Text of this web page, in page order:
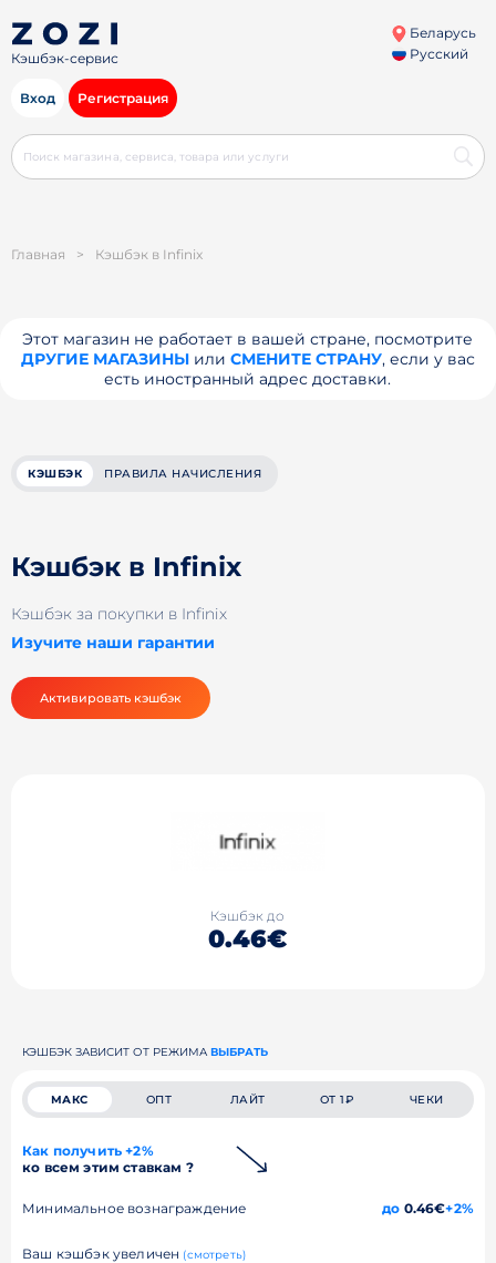
Кэшбэк-сервис
Беларусь
Русский
Вход Регистрация
Главная > Кэшбэк в Infinix
Этот магазин не работает в вашей стране, посмотрите
ДРУГИЕ МАГАЗИНЫили СМЕНИТЕ СТРАНУ, если у вас
есть иностранный адрес доставки.
КЭШБЭК ПРАВИЛА НАЧИСЛЕНИЯ
Кэшбэк в Infinix
Кэшбэк за покупки в Infinix
Изучите наши гарантии
Активировать кэшбэк
Кэшбэк до
0.46€
КЭШБЭК ЗАВИСИТ ОТ РЕЖИМА ВЫБРАТЬ
МАКС ОПТ ЛАЙТ ОТ 1₽ ЧЕКИ
Как получить +2%
ко всем этим ставкам ?
Минимальное вознаграждение до 0.46€+2%
Ваш кэшбэк увеличен (смотреть)